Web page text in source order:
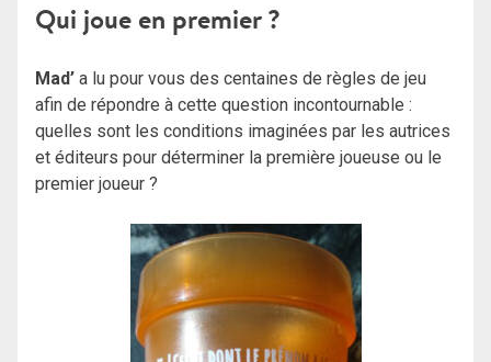
Qui joue en premier ?
Mad’ a lu pour vous des centaines de règles de jeu
afin de répondre à cette question incontournable :
quelles sont les conditions imaginées par les autrices
et éditeurs pour déterminer la première joueuse ou le
premier joueur ?